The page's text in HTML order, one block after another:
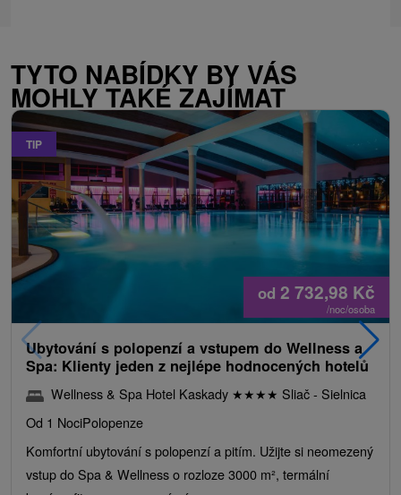
TYTO NABÍDKY BY VÁS
MOHLY TAKÉ ZAJÍMAT
TIP
od 2 732,98 Kč
/noc/osoba
Ubytování s polopenzí a vstupem do Wellness a
Spa: Klienty jeden z nejlépe hodnocených hotelů
Wellness & Spa Hotel Kaskady ★★★★ Sliač - Sielnica
Od 1 NociPolopenze
Komfortní ubytování s polopenzí a pitím. Užijte si neomezený
vstup do Spa & Wellness o rozloze 3000 m², termální